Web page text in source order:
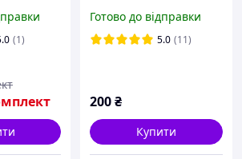
(1)
Готово до відправки
5.0 (11)
200₴
Купити